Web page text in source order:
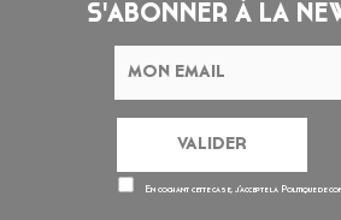
S'ABONNER À LA
En cochant cette case, j’accepte la Politique de